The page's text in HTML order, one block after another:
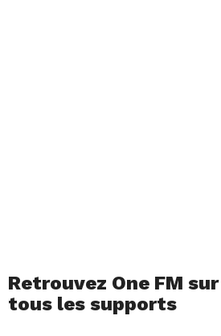
Retrouvez One FM sur
tous les supports